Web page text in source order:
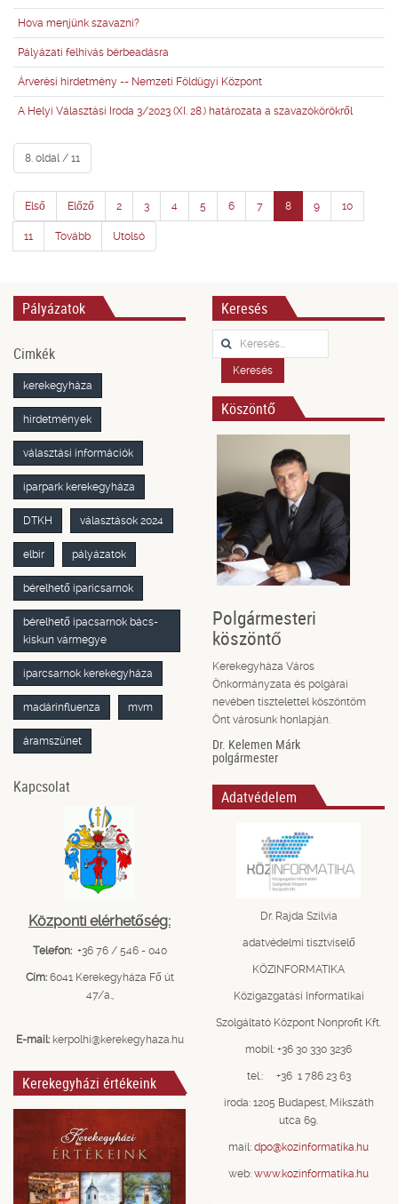
Hova menjünk szavazni?
Pályázati felhívás bérbeadásra
Árverési hirdetmény -- Nemzeti Földügyi Központ
A Helyi Választási Iroda 3/2023 (XI. 28.) határozata a szavazókörökről
8. oldal / 11
Első Előző 2 3 4 5 6 7 8 9 10
11 Tovább Utolsó
Pályázatok
Cimkék
kerekegyháza
hirdetmények
választási információk
iparpark kerekegyháza
DTKH választások 2024
elbir pályázatok
bérelhető iparicsarnok
bérelhető ipacsarnok bács-
kiskun vármegye
iparcsarnok kerekegyháza
madárinfluenza mvm
áramszünet
Kapcsolat
Központi elérhetőség:
Telefon: +36 76 / 546 - 040
Cím: 6041 Kerekegyháza Fő út
47/a.,
E-mail: kerpolhi@kerekegyhaza.hu
Kerekegyházi értékeink
Keresés
Keresés...
Keresés
Köszöntő
Polgármesteri
köszöntő
Kerekegyháza Város
Önkormányzata és polgárai
nevében tisztelettel köszöntöm
Önt városunk honlapján.
Dr. Kelemen Márk
polgármester
Adatvédelem
Dr. Rajda Szilvia
adatvédelmi tisztviselő
KÖZINFORMATIKA
Közigazgatási Informatikai
Szolgáltató Központ Nonprofit Kft.
mobil: +36 30 330 3236
tel.: +36 1 786 23 63
iroda: 1205 Budapest, Mikszáth
utca 69.
mail: dpo@kozinformatika.hu
web: www.kozinformatika.hu